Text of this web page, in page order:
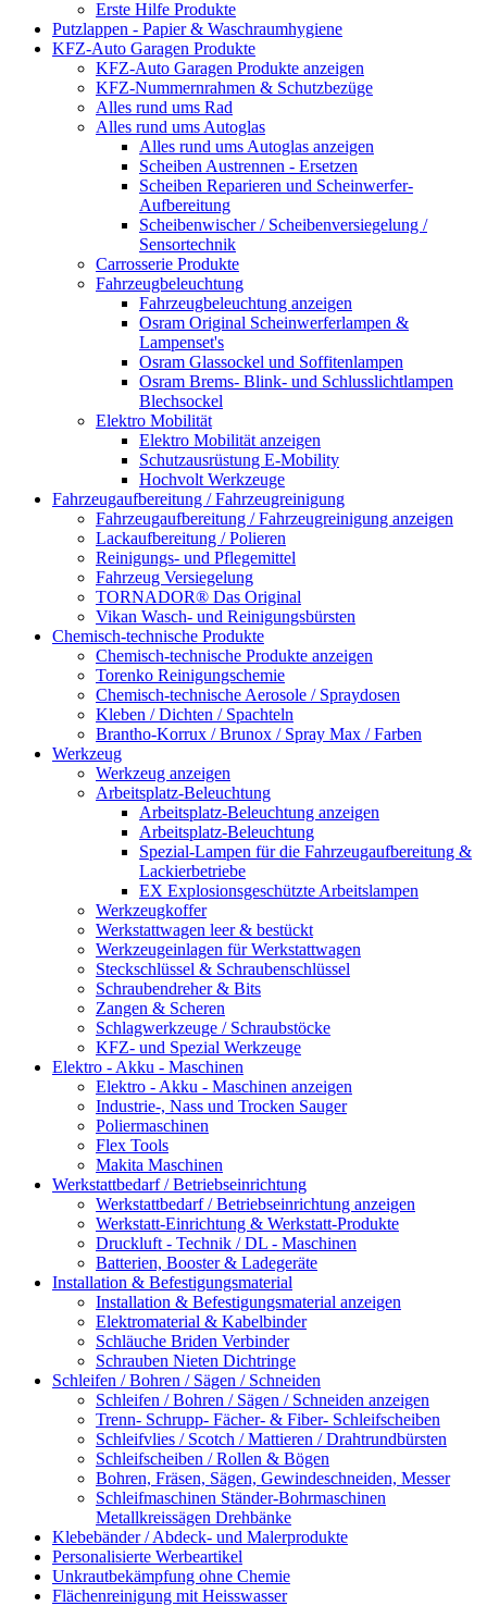
Erste Hilfe Produkte
Putzlappen - Papier & Waschraumhygiene
KFZ-Auto Garagen Produkte
KFZ-Auto Garagen Produkte anzeigen
KFZ-Nummernrahmen & Schutzbezüge
Alles rund ums Rad
Alles rund ums Autoglas
Alles rund ums Autoglas anzeigen
Scheiben Austrennen - Ersetzen
Scheiben Reparieren und Scheinwerfer-
Aufbereitung
Scheibenwischer / Scheibenversiegelung /
Sensortechnik
Carrosserie Produkte
Fahrzeugbeleuchtung
Fahrzeugbeleuchtung anzeigen
Osram Original Scheinwerferlampen &
Lampenset's
Osram Glassockel und Soffitenlampen
Osram Brems- Blink- und Schlusslichtlampen
Blechsockel
Elektro Mobilität
Elektro Mobilität anzeigen
Schutzausrüstung E-Mobility
Hochvolt Werkzeuge
Fahrzeugaufbereitung / Fahrzeugreinigung
Fahrzeugaufbereitung / Fahrzeugreinigung anzeigen
Lackaufbereitung / Polieren
Reinigungs- und Pflegemittel
Fahrzeug Versiegelung
TORNADOR® Das Original
Vikan Wasch- und Reinigungsbürsten
Chemisch-technische Produkte
Chemisch-technische Produkte anzeigen
Torenko Reinigungschemie
Chemisch-technische Aerosole / Spraydosen
Kleben / Dichten / Spachteln
Brantho-Korrux / Brunox / Spray Max / Farben
Werkzeug
Werkzeug anzeigen
Arbeitsplatz-Beleuchtung
Arbeitsplatz-Beleuchtung anzeigen
Arbeitsplatz-Beleuchtung
Spezial-Lampen für die Fahrzeugaufbereitung &
Lackierbetriebe
EX Explosionsgeschützte Arbeitslampen
Werkzeugkoffer
Werkstattwagen leer & bestückt
Werkzeugeinlagen für Werkstattwagen
Steckschlüssel & Schraubenschlüssel
Schraubendreher & Bits
Zangen & Scheren
Schlagwerkzeuge / Schraubstöcke
KFZ- und Spezial Werkzeuge
Elektro - Akku - Maschinen
Elektro - Akku - Maschinen anzeigen
Industrie-, Nass und Trocken Sauger
Poliermaschinen
Flex Tools
Makita Maschinen
Werkstattbedarf / Betriebseinrichtung
Werkstattbedarf / Betriebseinrichtung anzeigen
Werkstatt-Einrichtung & Werkstatt-Produkte
Druckluft - Technik / DL - Maschinen
Batterien, Booster & Ladegeräte
Installation & Befestigungsmaterial
Installation & Befestigungsmaterial anzeigen
Elektromaterial & Kabelbinder
Schläuche Briden Verbinder
Schrauben Nieten Dichtringe
Schleifen / Bohren / Sägen / Schneiden
Schleifen / Bohren / Sägen / Schneiden anzeigen
Trenn- Schrupp- Fächer- & Fiber- Schleifscheiben
Schleifvlies / Scotch / Mattieren / Drahtrundbürsten
Schleifscheiben / Rollen & Bögen
Bohren, Fräsen, Sägen, Gewindeschneiden, Messer
Schleifmaschinen Ständer-Bohrmaschinen
Metallkreissägen Drehbänke
Klebebänder / Abdeck- und Malerprodukte
Personalisierte Werbeartikel
Unkrautbekämpfung ohne Chemie
Flächenreinigung mit Heisswasser